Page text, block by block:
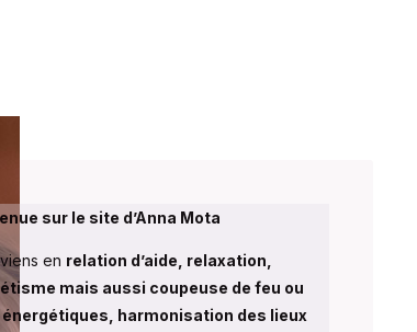
sur le site d’Anna Mota
en relation d’aide, relaxation,
mais aussi coupeuse de feu ou
harmonisation des lieux